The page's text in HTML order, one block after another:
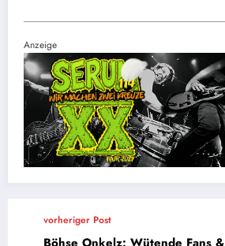
Anzeige
vorheriger Post